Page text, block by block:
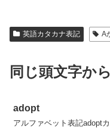
英語カタカナ表記 A
同じ頭文字か
adopt
アルファベット表記adopt